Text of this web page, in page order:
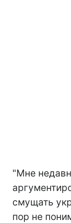
"Мне
смущать
пор не